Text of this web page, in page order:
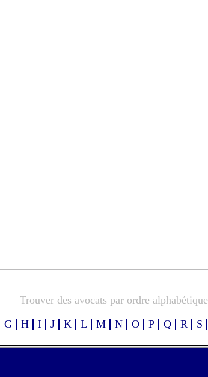
Trouver des avocats par ordre alphabétique
G H I J K L M N O P Q R S